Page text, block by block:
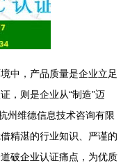
中，产品质量是企业立足
，则是企业从“制造”迈
州维德信息技术咨询有限
精湛的行业知识、严谨的
破企业认证痛点，为优质